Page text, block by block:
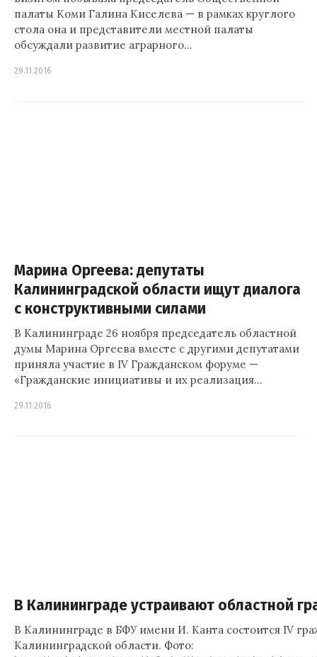
палаты Коми Галина Киселева — в рамках круглого
стола она и представители местной палаты
обсуждали развитие аграрного…
29.11.2016
Марина Оргеева: депутаты
Калининградской области ищут диалога
с конструктивными силами
В Калининграде 26 ноября председатель областной
думы Марина Оргеева вместе с другими депутатами
приняла участие в IV Гражданском форуме —
«Гражданские инициативы и их реализация…
29.11.2016
В Калининграде устраивают областной
В Калининграде в БФУ имени И. Канта состоится IV
Калининградской области. Фото: